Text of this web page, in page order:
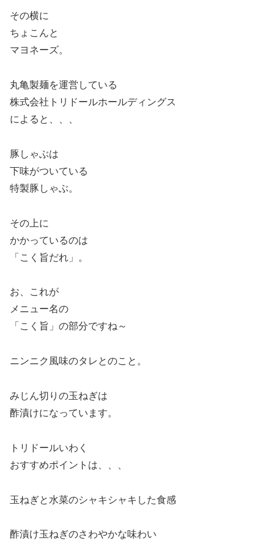
その横に
ちょこんと
マヨネーズ。
丸亀製麺を運営している
株式会社トリドールホールディングス
によると、、、
豚しゃぶは
下味がついている
特製豚しゃぶ。
その上に
かかっているのは
「こく旨だれ」。
お、これが
メニュー名の
「こく旨」の部分ですね～
ニンニク風味のタレとのこと。
みじん切りの玉ねぎは
酢漬けになっています。
トリドールいわく
おすすめポイントは、、、
玉ねぎと水菜のシャキシャキした食感
酢漬け玉ねぎのさわやかな味わい